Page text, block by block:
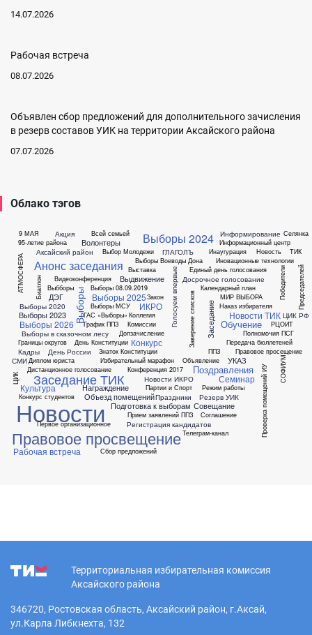
14.07.2026
Рабочая встреча
08.07.2026
Объявлен сбор предложений для дополнительного зачисления
в резерв составов УИК на территории Аксайского района
07.07.2026
Облако тэгов
9 МАЯ
95-летие района
АТМОСФЕРА
Аксайский район
Акция
Анонс заседания
Биатлон Видеоконференция
Волонтеры
Всей семьей
Выбборы
Выбор Молодежи
Выборы Выборы 08.09.2019
Выборы 2020
Выборы 2023
Выборы 2024
Выборы 2025
Выборы 2026
Выборы Воеводы Дона
Выборы МСУ
Выборы в сказочном лесу
Выдвижение
Выставка
ГАС «Выборы»
ГЛАГОЛЪ
Голосуем впервые
Границы округов
График ППЗ
ДЭГ
День Конституции
День России
Диплом юриста
Дистанционное голосование
Допзачисление
Досрочное голосование
Единый день голосования
Заверение списков
Закон
Заседание
Заседание ТИК
Знаток Конституции
ИКРО
Избирательный марафон
Инаугурация
Иновационные технологии
Информационный центр
Информирование
Кадры
Календарный план
Коллегия
Комиссии
Конкурс
Конкурс студентов
Конференция 2017
Культура
МИР ВЫБОРА
Награждение
Наказ избирателя
Новости
Новости ИКРО
Новости ТИК
Новость
Обучение
Объезд помещений
Объявление
ППЗ
Партии и Спорт
Первое организационное
Передача бюллетеней
Победители
Подготовка к выборам
Поздравления
Полномочия ПСГ
Правовое просвещение
Правовое просещение
Праздники
Председателей
Прием заявлений ППЗ Проверка помещений ИУ
РЦОИТ
Рабочая встреча
Регистрация кандидатов
Режим работы
Резерв УИК
СМИ СОФИУМ
Сбор предложений
Селянка
Семинар
Совещание
Соглашение
ТИК
Телеграм-канал
УКАЗ
ЦИК
ЦИК РФ
Территориальная избирательная комиссия
Аксайского района
346720, Ростовская область, Аксайский район, г.Аксай,
ул.Карла Либкнехта, 132